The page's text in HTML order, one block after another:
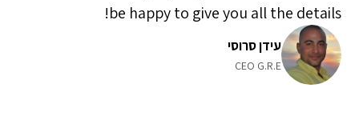
be happy to give you all the details!
עידן סרוסי
CEO G.R.E